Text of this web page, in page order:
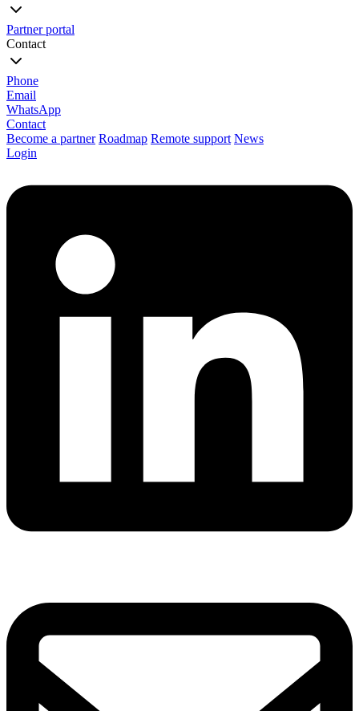
Partner portal
Contact
Phone
Email
WhatsApp
Contact
Become a partner Roadmap Remote support News
Login